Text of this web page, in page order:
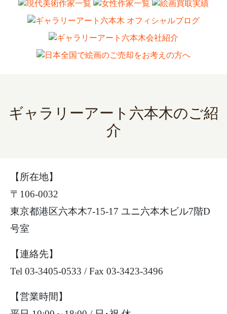
ギャラリーアート六本木のご紹
介
【所在地】
〒106-0032
東京都港区六本木7-15-17 ユニ六本木ビル7階D
号室
【連絡先】
Tel 03-3405-0533 / Fax 03-3423-3496
【営業時間】